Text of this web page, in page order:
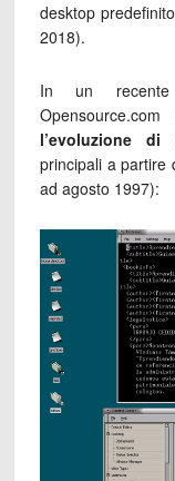
desktop
2018).
In un recente
l’evoluzione di
principali a partire
ad agosto 1997):